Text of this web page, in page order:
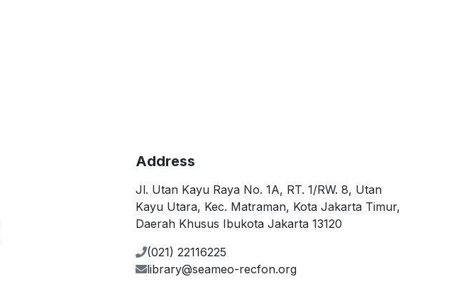
Address
Jl. Utan Kayu Raya No. 1A, RT. 1/RW. 8, Utan
Kayu Utara, Kec. Matraman, Kota Jakarta Timur,
Daerah Khusus Ibukota Jakarta 13120
(021) 22116225
library@seameo-recfon.org